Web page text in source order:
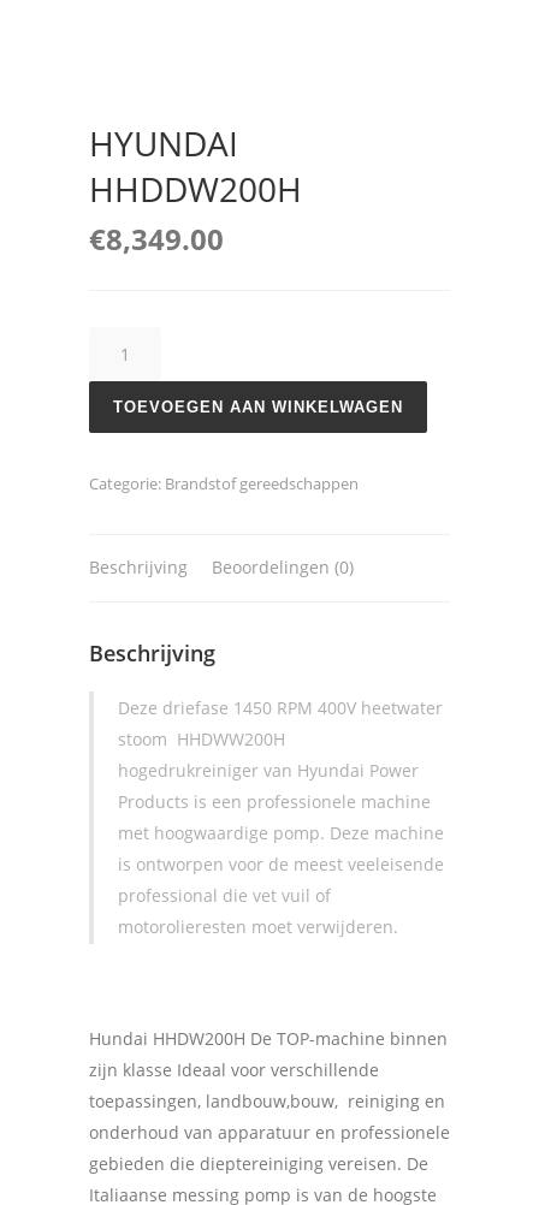
HYUNDAI
HHDDW200H
€8,349.00
aantal
TOEVOEGEN AAN WINKELWAGEN
Categorie: Brandstof gereedschappen
Beschrijving Beoordelingen (0)
Beschrijving
Deze driefase 1450 RPM 400V heetwater
stoom HHDWW200H
hogedrukreiniger van Hyundai Power
Products is een professionele machine
met hoogwaardige pomp. Deze machine
is ontworpen voor de meest veeleisende
professional die vet vuil of
motorolieresten moet verwijderen.
Hundai HHDW200H De TOP-machine binnen
zijn klasse Ideaal voor verschillende
toepassingen, landbouw,bouw, reiniging en
onderhoud van apparatuur en professionele
gebieden die dieptereiniging vereisen. De
Italiaanse messing pomp is van de hoogste